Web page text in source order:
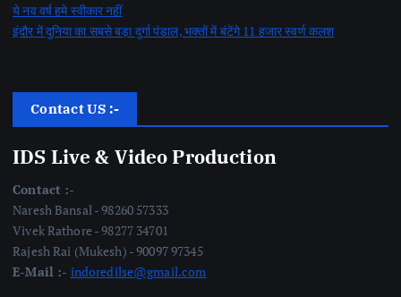
ये नव वर्ष हमे स्वीकार नहीं
इंदौर में दुनिया का सबसे बड़ा दुर्गा पंडाल, भक्तों में बंटेंगे 11 हजार स्वर्ण कलश
Contact US :-
IDS Live & Video Production
Contact :-
Naresh Bansal - 98260 57333
Vivek Rathore - 98277 34701
Rajesh Rai (Mukesh) - 90097 97345
E-Mail :- indoredilse@gmail.com